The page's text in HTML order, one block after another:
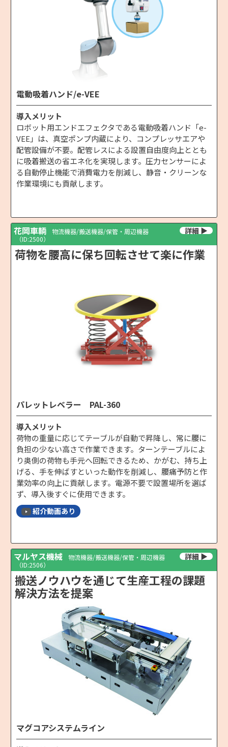
電動吸着ハンド/e-VEE
導入メリット
ロボット用エンドエフェクタである電動吸着ハンド「e-
VEE」は、真空ポンプ内蔵により、コンプレッサエアや
配管設備が不要。配管レスによる設置自由度向上ととも
に吸着搬送の省エネ化を実現します。圧力センサーによ
る自動停止機能で消費電力を削減し、静音・クリーンな
作業環境にも貢献します。
花岡車輌
物流機器/搬送機器/保管・周辺機器
（ID:2500）
荷物を腰高に保ち回転させて楽に作業
パレットレベラー PAL-360
導入メリット
荷物の重量に応じてテーブルが自動で昇降し、常に腰に
負担の少ない高さで作業できます。ターンテーブルによ
り奥側の荷物も手元へ回転できるため、かがむ、持ち上
げる、手を伸ばすといった動作を削減し、腰痛予防と作
業効率の向上に貢献します。電源不要で設置場所を選ば
ず、導入後すぐに使用できます。
紹介動画あり
マルヤス機械
物流機器/搬送機器/保管・周辺機器
（ID:2506）
搬送ノウハウを通じて生産工程の課題
解決方法を提案
マグコアシステムライン